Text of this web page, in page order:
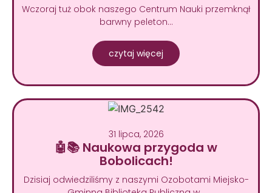
Wczoraj tuż obok naszego Centrum Nauki przemknął
barwny peleton…
czytaj więcej
31 lipca, 2026
🤖📚 Naukowa przygoda w
Bobolicach!
Dzisiaj odwiedziliśmy z naszymi Ozobotami Miejsko-